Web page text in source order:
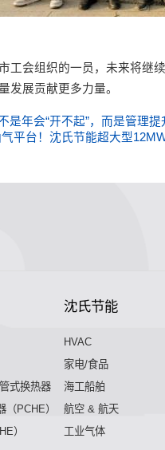
工会组织的一员， 未来将继
发展贡献更多力量。
是年会“开不起”，而是管理
平台！沈氏节能超大型
式换热器
PCHE）
）
沈氏节能
HVAC
家电/食品
海工船舶
航空 & 航天
工业气体